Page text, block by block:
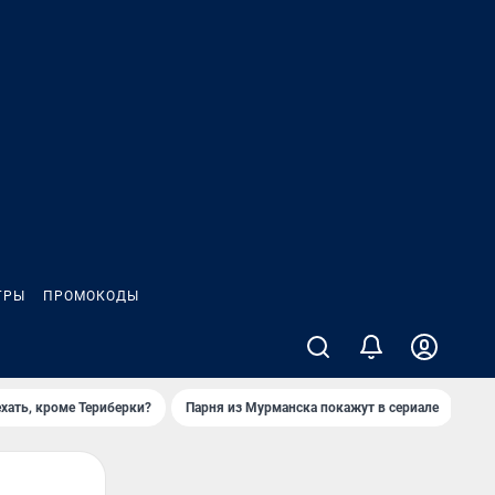
ПРОМОКОДЫ
кроме Териберки? Парня из Мурманска покажут в сериале